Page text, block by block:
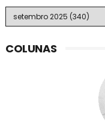
COLUNAS